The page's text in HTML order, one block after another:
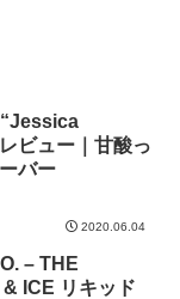
ビュー｜甘酸っ
バー
2020.06.04
– THE
ICE リキッド